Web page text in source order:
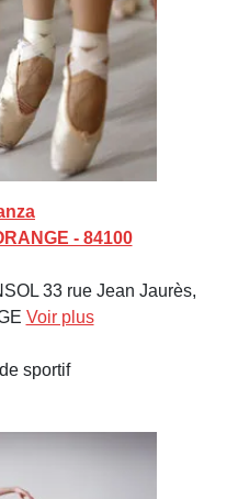
- 84100
33 rue Jean Jaurès,
Voir plus
sportif